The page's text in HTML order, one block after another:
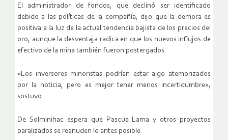
El administrador de fondos, que declinó ser identificado
debido a las políticas de la compañía, dijo que la demora es
positiva a la luz de la actual tendencia bajista de los precios del
oro, aunque la desventaja radica en que los nuevos influjos de
efectivo de la mina también fueron postergados.
«Los inversores minoristas podrían estar algo atemorizados
por la noticia, pero es mejor tener menos incertidumbre»,
sostuvo.
De Solminihac espera que Pascua Lama y otros proyectos
paralizados se reanuden lo antes posible